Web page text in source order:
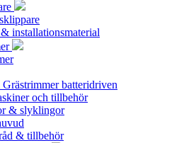
installationsmaterial
batteridriven
och tillbehör
& slyklingor
& tillbehör